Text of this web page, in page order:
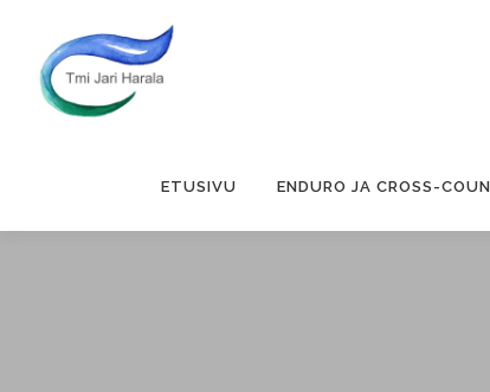
sisältöön
ETUSIVU ENDURO JA CROSS-